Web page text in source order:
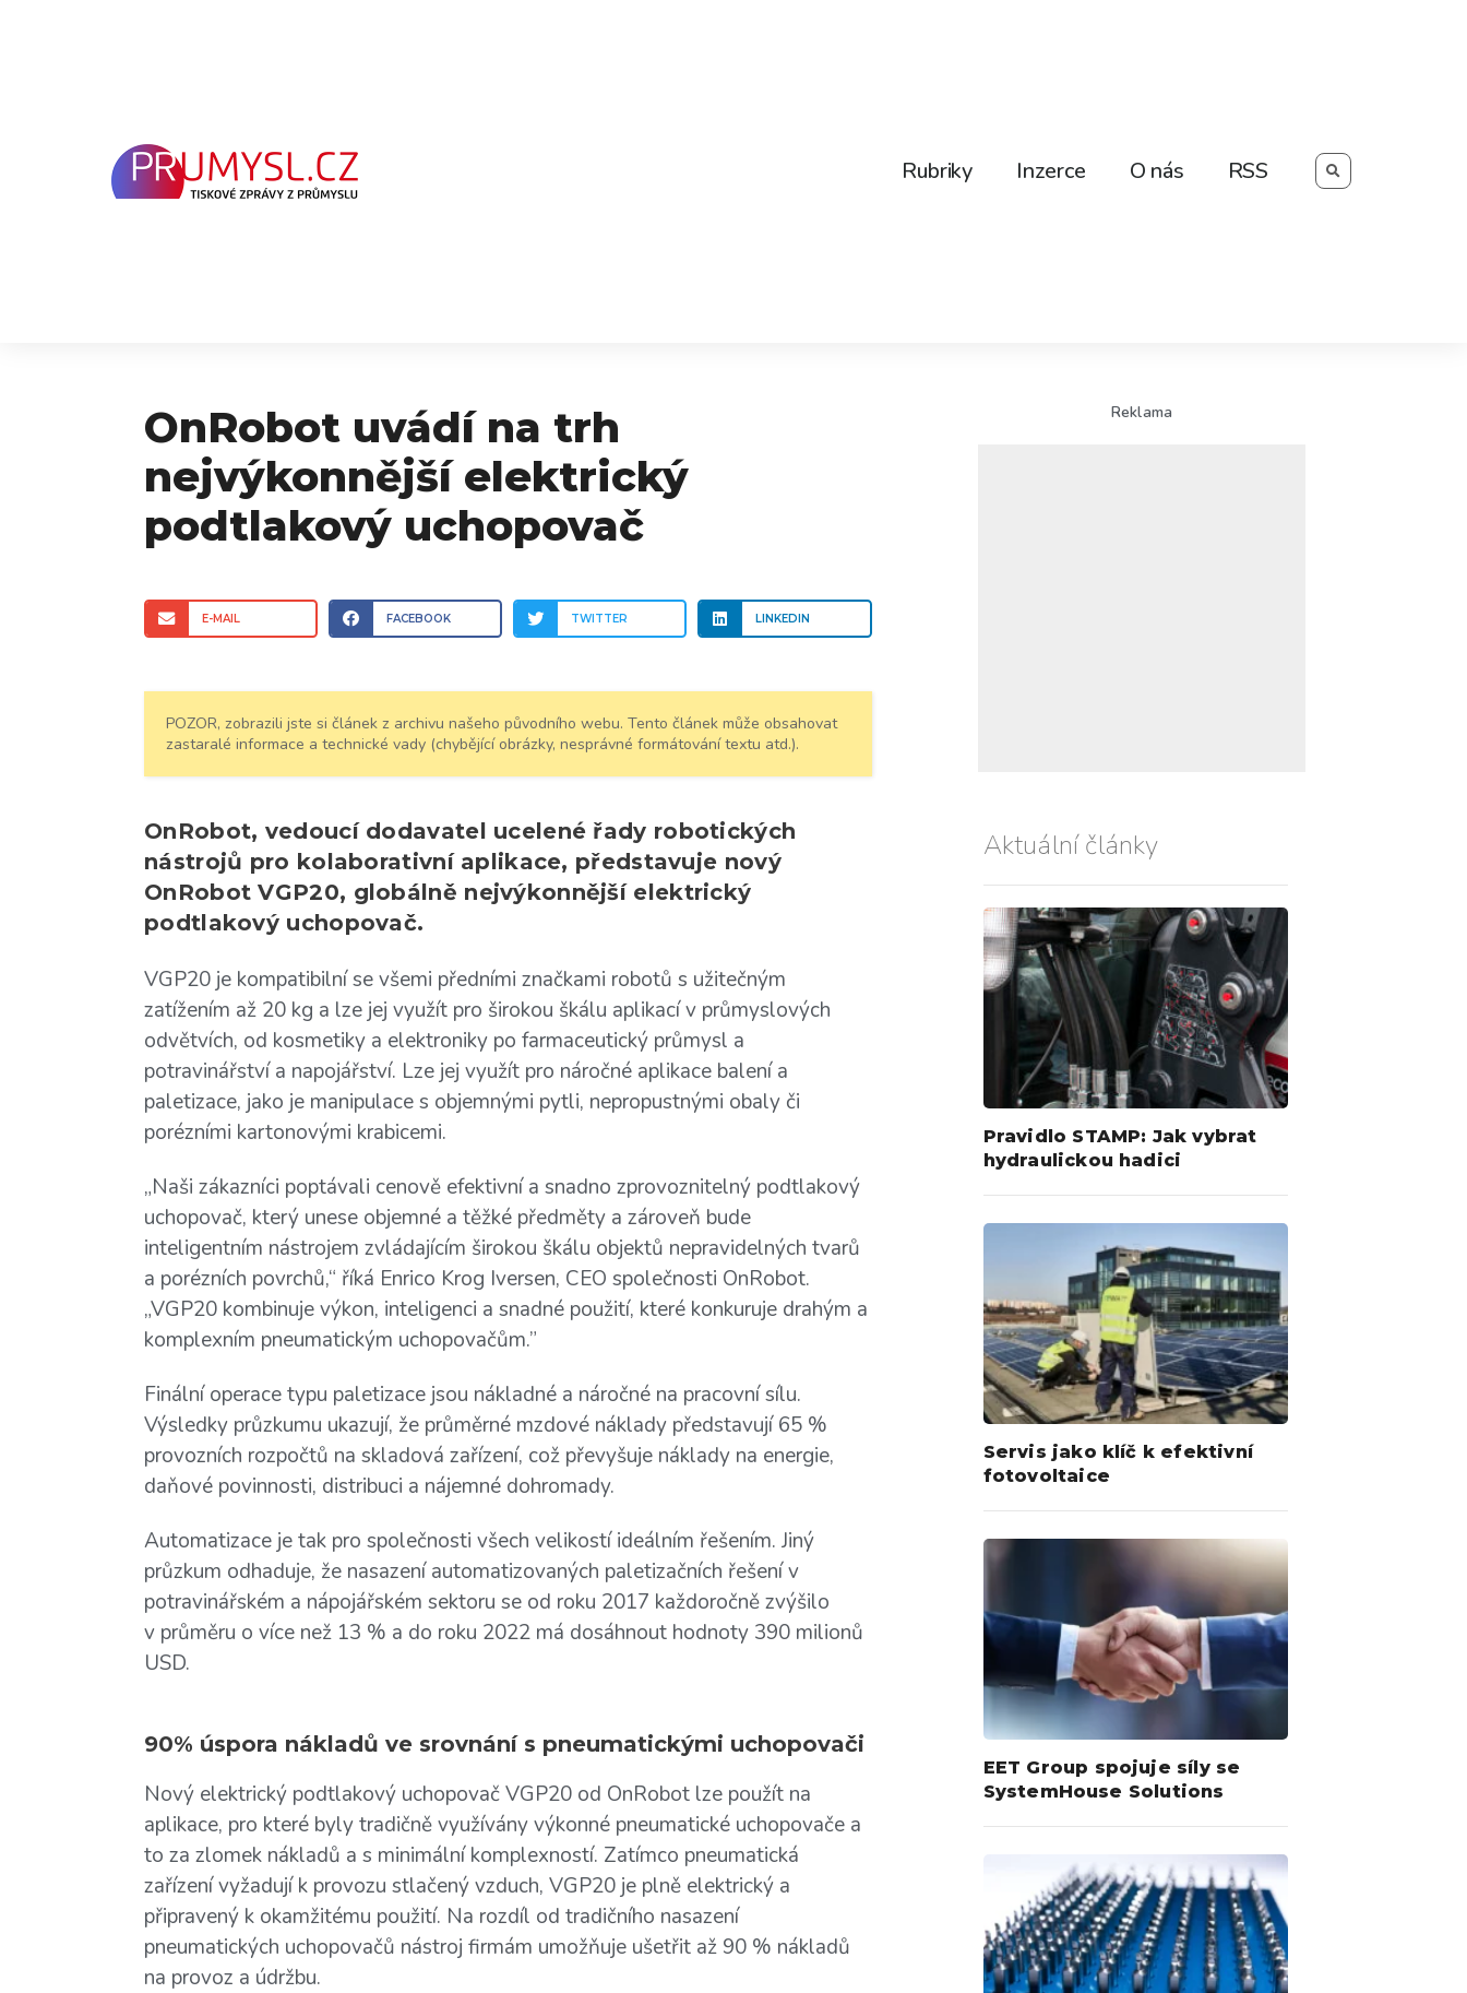
Rubriky Inzerce O nás RSS
OnRobot uvádí na trh
nejvýkonnější elektrický
podtlakový uchopovač
E-MAIL FACEBOOK TWITTER LINKEDIN
POZOR, zobrazili jste si článek z archivu našeho původního webu. Tento článek může obsahovat
zastaralé informace a technické vady (chybějící obrázky, nesprávné formátování textu atd.).
OnRobot, vedoucí dodavatel ucelené řady robotických
nástrojů pro kolaborativní aplikace, představuje nový
OnRobot VGP20, globálně nejvýkonnější elektrický
podtlakový uchopovač.
VGP20 je kompatibilní se všemi předními značkami robotů s užitečným
zatížením až 20 kg a lze jej využít pro širokou škálu aplikací v průmyslových
odvětvích, od kosmetiky a elektroniky po farmaceutický průmysl a
potravinářství a napojářství. Lze jej využít pro náročné aplikace balení a
paletizace, jako je manipulace s objemnými pytli, nepropustnými obaly či
porézními kartonovými krabicemi.
„Naši zákazníci poptávali cenově efektivní a snadno zprovoznitelný podtlakový
uchopovač, který unese objemné a těžké předměty a zároveň bude
inteligentním nástrojem zvládajícím širokou škálu objektů nepravidelných tvarů
a porézních povrchů,“ říká Enrico Krog Iversen, CEO společnosti OnRobot.
„VGP20 kombinuje výkon, inteligenci a snadné použití, které konkuruje drahým a
komplexním pneumatickým uchopovačům.”
Finální operace typu paletizace jsou nákladné a náročné na pracovní sílu.
Výsledky průzkumu ukazují, že průměrné mzdové náklady představují 65 %
provozních rozpočtů na skladová zařízení, což převyšuje náklady na energie,
daňové povinnosti, distribuci a nájemné dohromady.
Automatizace je tak pro společnosti všech velikostí ideálním řešením. Jiný
průzkum odhaduje, že nasazení automatizovaných paletizačních řešení v
potravinářském a nápojářském sektoru se od roku 2017 každoročně zvýšilo
v průměru o více než 13 % a do roku 2022 má dosáhnout hodnoty 390 milionů
USD.
90% úspora nákladů ve srovnání s pneumatickými uchopovači
Nový elektrický podtlakový uchopovač VGP20 od OnRobot lze použít na
aplikace, pro které byly tradičně využívány výkonné pneumatické uchopovače a
to za zlomek nákladů a s minimální komplexností. Zatímco pneumatická
zařízení vyžadují k provozu stlačený vzduch, VGP20 je plně elektrický a
připravený k okamžitému použití. Na rozdíl od tradičního nasazení
pneumatických uchopovačů nástroj firmám umožňuje ušetřit až 90 % nákladů
na provoz a údržbu.
Reklama
Aktuální články
Pravidlo STAMP: Jak vybrat
hydraulickou hadici
Servis jako klíč k efektivní
fotovoltaice
EET Group spojuje síly se
SystemHouse Solutions